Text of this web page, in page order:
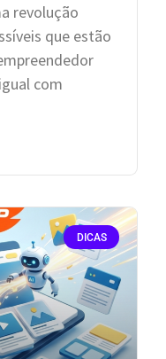
revolução
que estão
com
DICAS